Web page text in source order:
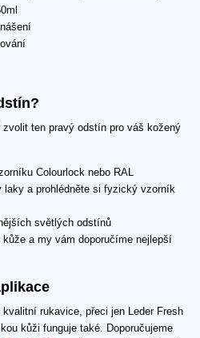
ten pravý odstín pro váš kožený
Colourlock nebo RAL
laky a prohlédněte si fyzický vzorník
světlých odstínů
a my vám doporučíme nejlepší
rukavice, přeci jen Leder Fresh
kůži funguje také. Doporučujeme